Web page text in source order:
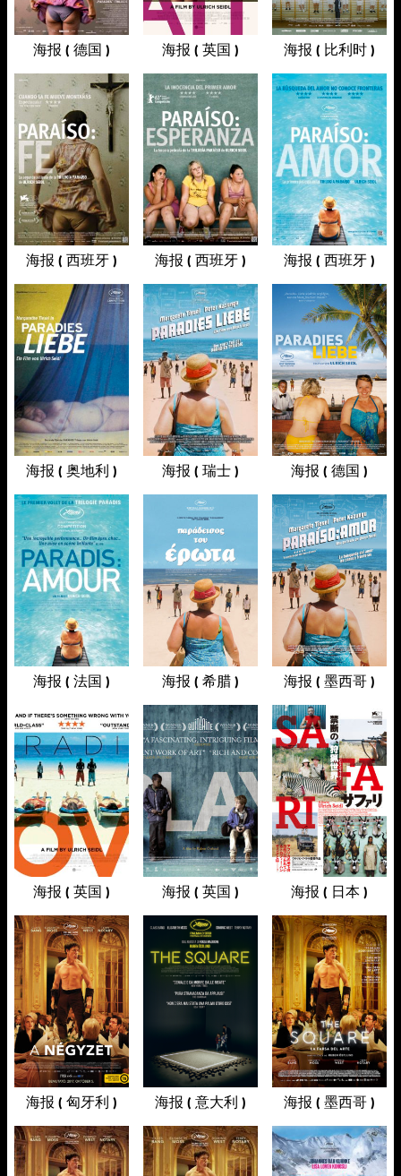
海报 ( 德国 ) 海报 ( 英国 ) 海报 ( 比利时 )
海报 ( 西班牙 ) 海报 ( 西班牙 ) 海报 ( 西班牙 )
海报 ( 奥地利 ) 海报 ( 瑞士 ) 海报 ( 德国 )
海报 ( 法国 ) 海报 ( 希腊 ) 海报 ( 墨西哥 )
海报 ( 英国 ) 海报 ( 英国 ) 海报 ( 日本 )
海报 ( 匈牙利 ) 海报 ( 意大利 ) 海报 ( 墨西哥 )